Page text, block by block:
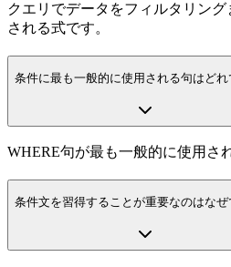
クエリでデータをフィルタリン
される式です。
条件に最も一般的に使用される句はどれ
WHERE句が最も一般的に使用さ
条件文を習得することが重要なのはなぜ